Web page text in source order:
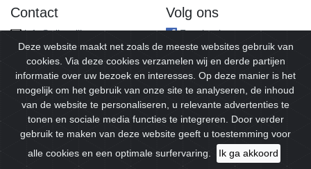
Contact
info@alleveilingen.net
Volg ons
Facebook
© 2026Alleveilingen.Alle rechten voorbehouden.
Deze website maakt net zoals de meeste websites gebruik van
cookies. Via deze cookies verzamelen wij en derde partijen
informatie over uw bezoek en interesses. Op deze manier is het
mogelijk om het gebruik van onze site te analyseren, de inhoud
van de website te personaliseren, u relevante advertenties te
tonen en sociale media functies te integreren. Door verder
gebruik te maken van deze website geeft u toestemming voor
alle cookies en een optimale surfervaring.
Ik ga akkoord